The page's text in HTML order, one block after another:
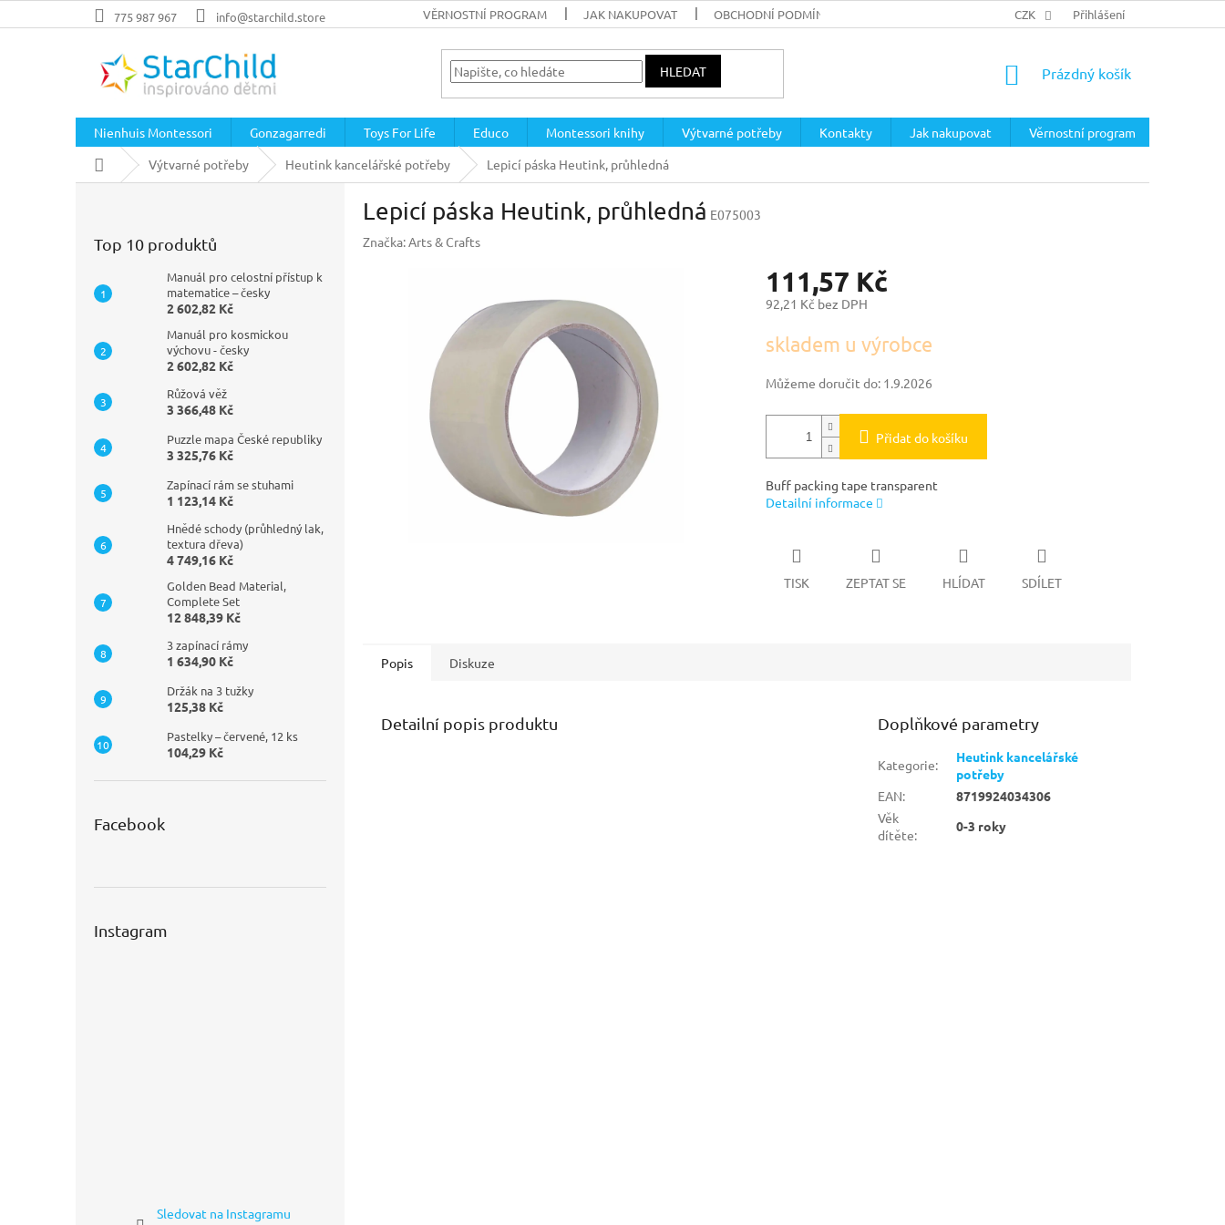
na
775 987 967 info@starchild.store VĚRNOSTNÍ PROGRAM JAK NAKUPOVAT OBCHODNÍ PODMÍNKY PODMÍNKY OCHRANY OSOBNÍCH ÚDAJŮ
CZK Přihlášení
HLEDAT
NÁKUPNÍ
Prázdný košík
Nienhuis Montessori Gonzagarredi Toys For Life Educo Montessori knihy Výtvarné potřeby Kontakty Jak nakupovat
Věrnostní program
Domů Výtvarné potřeby Heutink kancelářské potřeby Lepicí páska Heutink, průhledná
Top 10 produktů
Manuál pro celostní přístup k
matematice – česky
2 602,82 Kč
Manuál pro kosmickou
výchovu - česky
2 602,82 Kč
Růžová věž
3 366,48 Kč
Puzzle mapa České republiky
3 325,76 Kč
Zapínací rám se stuhami
1 123,14 Kč
Hnědé schody (průhledný lak,
textura dřeva)
4 749,16 Kč
Golden Bead Material,
Complete Set
12 848,39 Kč
3 zapínací rámy
1 634,90 Kč
Držák na 3 tužky
125,38 Kč
Pastelky – červené, 12 ks
104,29 Kč
Facebook
Instagram
Sledovat na Instagramu
Lepicí páska Heutink, průhledná E075003
Značka:Arts & Crafts
111,57 Kč
92,21 Kč bez DPH
cena:
skladem u výrobce
Můžeme doručit do: 1.9.2026
Přidat do košíku
Buff packing tape transparent
Detailní informace
TISK ZEPTAT SE HLÍDAT SDÍLET
Popis Diskuze
Detailní popis produktu Doplňkové parametry
Kategorie:
Heutink kancelářské
potřeby
EAN:
8719924034306
Věk
dítěte:
0-3 roky